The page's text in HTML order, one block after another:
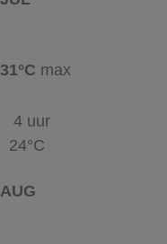
31°C max
4 uur
24°C
AUG